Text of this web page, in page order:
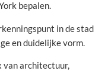
bepalen.
in de stad
en duidelijke vorm.
van architectuur,